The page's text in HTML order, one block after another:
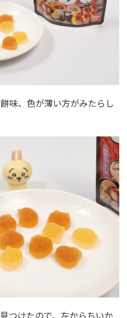
味、色が薄い方がみたらし
つけたので、左からちいか